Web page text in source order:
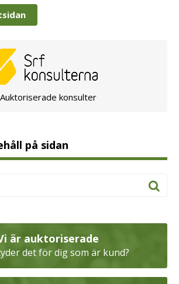
Auktoriserade konsulter
på sidan
är auktoriserade
det för dig som är kund?